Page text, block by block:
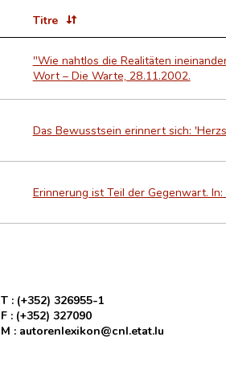
Titre
"Wie nahtlos die Realitäten
Wort – Die Warte, 28.11.2002.
Das Bewusstsein erinnert sich:
Erinnerung ist Teil der Gegenwart.
T : (+352) 326955-1
F : (+352) 327090
M : autorenlexikon@cnl.etat.lu